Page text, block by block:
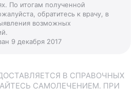
По итогам полученной
обратитесь к врачу, в
возможных
9 декабря 2017
В СПРАВОЧНЫХ
САМОЛЕЧЕНИЕМ. ПРИ